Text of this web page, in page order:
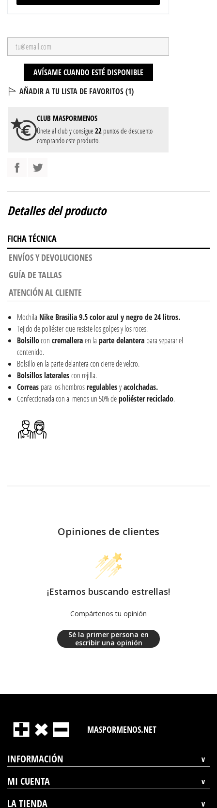
AVÍSAME CUANDO ESTÉ DISPONIBLE
AÑADIR A TU LISTA DE FAVORITOS (1)
CLUB MASPORMENOS
Únete al club y consigue22 puntos de descuento
comprando este producto.
Detalles del producto
FICHA TÉCNICA
ENVÍOS Y DEVOLUCIONES
GUÍA DE TALLAS
ATENCIÓN AL CLIENTE
Mochila Nike Brasilia 9.5 color azul y negro de 24 litros.
Tejido de poliéster que resiste los golpes y los roces.
Bolsillocon cremalleraen la partedelantera para separar el
contenido.
Bolsillo en la parte delantera con cierre de velcro.
Bolsilloslateralescon rejilla.
Correas para los hombrosregulablesyacolchadas.
Confeccionada con al menos un 50% depoliéster reciclado.
Opiniones de clientes
¡Estamos buscando estrellas!
Compártenos tu opinión
Sé la primer persona en
escribir una opinión
MASPORMENOS.NET
INFORMACIÓN
MI CUENTA
LA TIENDA